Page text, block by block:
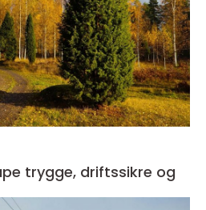
trygge, driftssikre og